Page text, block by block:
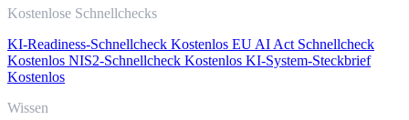
Kostenlose Schnellchecks
KI-Readiness-Schnellcheck Kostenlos EU AI Act Schnellcheck
Kostenlos NIS2-Schnellcheck Kostenlos KI-System-Steckbrief
Kostenlos
Wissen